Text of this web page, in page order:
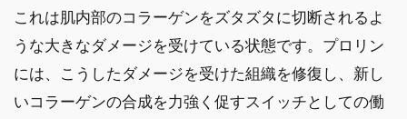
これは肌内部のコラーゲンをズタズタに切断されるよ
うな大きなダメージを受けている状態です。プロリン
には、こうしたダメージを受けた組織を修復し、新し
いコラーゲンの合成を力強く促すスイッチとしての働